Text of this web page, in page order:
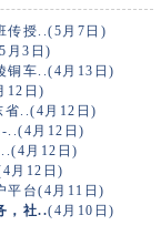
传授..(5月7日)
月3日)
铜车..(4月13日)
12日)
省..(4月12日)
..(4月12日)
月12日)
月12日)
平台(4月11日)
，社..(4月10日)